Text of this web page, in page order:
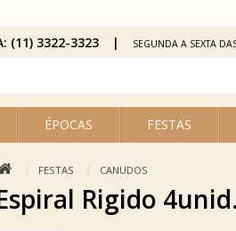
ÉPOCAS FESTAS
(11) 3322-3323 SEGUNDA A SEXTA
FESTAS CANUDOS
Rigido